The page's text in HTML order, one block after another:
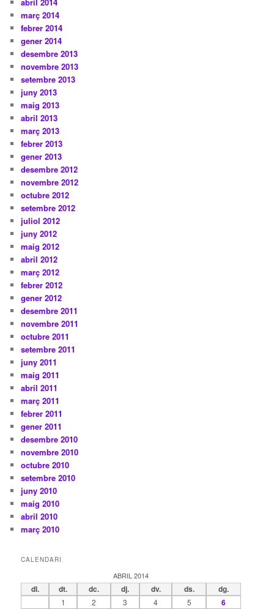
març 2014
febrer 2014
gener 2014
desembre 2013
novembre 2013
setembre 2013
juny 2013
maig 2013
abril 2013
març 2013
febrer 2013
gener 2013
desembre 2012
novembre 2012
octubre 2012
setembre 2012
juliol 2012
juny 2012
maig 2012
abril 2012
març 2012
febrer 2012
gener 2012
desembre 2011
novembre 2011
octubre 2011
setembre 2011
juny 2011
maig 2011
abril 2011
març 2011
febrer 2011
gener 2011
desembre 2010
novembre 2010
octubre 2010
setembre 2010
juny 2010
maig 2010
abril 2010
març 2010
CALENDARI
ABRIL 2014
dl. dt. dc. dj. dv. ds. dg.
1 2 3 4 5 6